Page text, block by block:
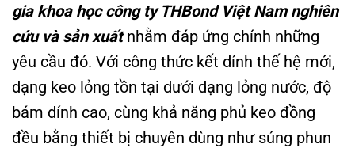
gia khoa học công ty THBond Việt Nam nghiên
cứu và sản xuấtnhằm đáp ứng chính những
yêu cầu đó. Với công thức kết dính thế hệ mới,
dạng keo lỏng tồn tại dưới dạng lỏng nước, độ
bám dính cao, cùng khả năng phủ keo đồng
đều bằng thiết bị chuyên dùng như súng phun